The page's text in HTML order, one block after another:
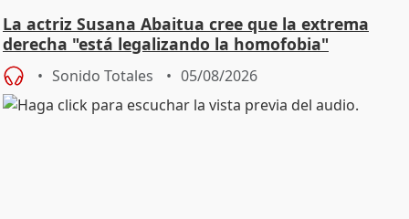
La actriz Susana Abaitua cree que la extrema
derecha "está legalizando la homofobia"
Sonido Totales 05/08/2026